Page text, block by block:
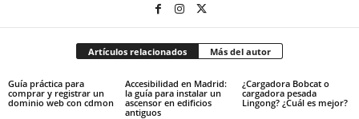
Artículos relacionados Más del autor
Guía práctica para
comprar y registrar un
dominio web con cdmon
Accesibilidad en Madrid:
la guía para instalar un
ascensor en edificios
antiguos
¿Cargadora Bobcat o
cargadora pesada
Lingong? ¿Cuál es mejor?